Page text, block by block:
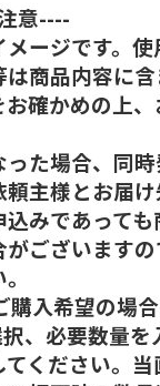
意----
ージです。使
商品内容に
確かめの上
た場合、同
主様とお届
みであって
ございます
入希望の場
、必要数量を
ください。